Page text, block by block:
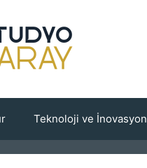
Teknoloji ve İnovasyon